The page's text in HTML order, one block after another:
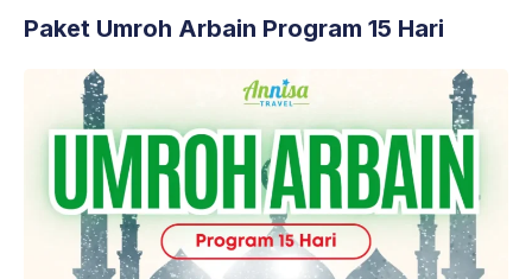
Paket Umroh Arbain Program 15 Hari